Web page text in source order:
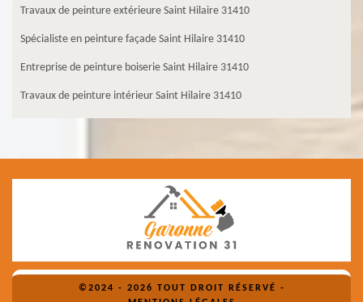
Travaux de peinture extérieure Saint Hilaire 31410
Spécialiste en peinture façade Saint Hilaire 31410
Entreprise de peinture boiserie Saint Hilaire 31410
Travaux de peinture intérieur Saint Hilaire 31410
©2024 - 2026 TOUT DROIT RÉSERVÉ -